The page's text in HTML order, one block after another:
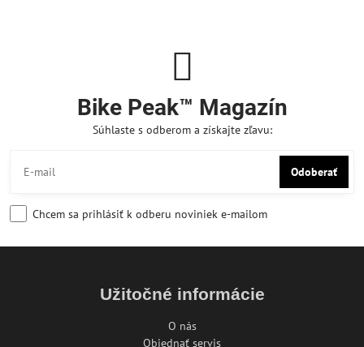
Bike Peak™ Magazín
Súhlaste s odberom a získajte zľavu:
Odoberať
Chcem sa prihlásiť k odberu noviniek e-mailom
Užitočné informácie
O nás
Objednať servis